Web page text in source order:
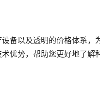
备以及透明的价格体系，
优势，帮助您更好地了解